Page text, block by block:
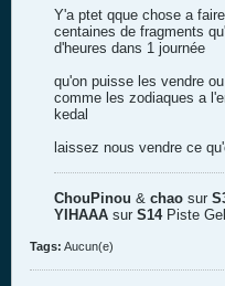
Y'a ptet qque chose a
centaines de fragments
d'heures dans 1 journée
qu'on puisse les vendre
comme les zodiaques a
kedal
laissez nous vendre ce
ChouPinou & chao sur
YIHAAA sur S14Piste
Tags: Aucun(e)